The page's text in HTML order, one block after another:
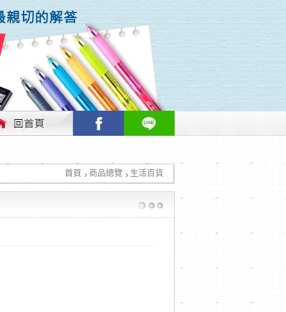
時的調整，不便之處敬請見諒！
時的調整，不便之處敬請見諒！
首頁 商品總覽 生活百貨